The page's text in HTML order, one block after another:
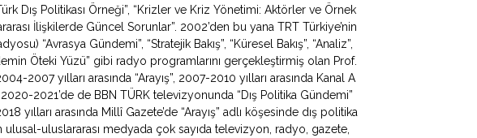
Dış Politikası Örneği”, “Krizler ve Kriz Yönetimi: Aktörler ve Örnek
İlişkilerde Güncel Sorunlar”. 2002’den bu yana TRT Türkiye’nin
“Avrasya Gündemi”, “Stratejik Bakış”, “Küresel Bakış”, “Analiz”,
Öteki Yüzü” gibi radyo programlarını gerçekleştirmiş olan Prof.
2007 yılları arasında “Arayış”, 2007-2010 yılları arasında Kanal A
2021’de de BBN TÜRK televizyonunda “Dış Politika Gündemi”
yılları arasında Millî Gazete’de “Arayış” adlı köşesinde dış politika
ulusal-uluslararası medyada çok sayıda televizyon, radyo, gazete,